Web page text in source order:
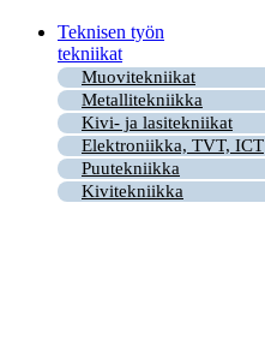
Teknisen työn
tekniikat
Muovitekniikat
Metallitekniikka
Kivi- ja lasitekniikat
Elektroniikka, TVT, ICT
Puutekniikka
Kivitekniikka